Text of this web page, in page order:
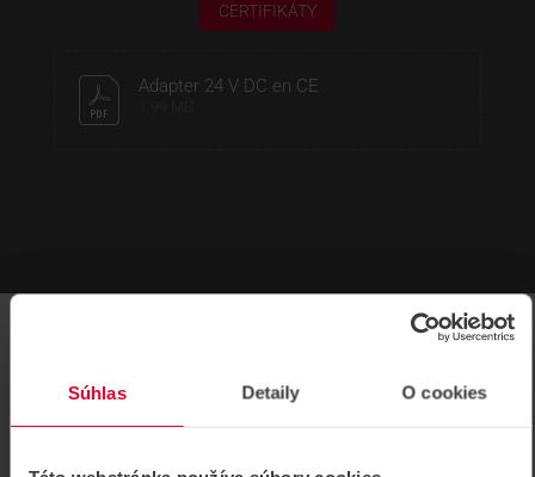
Súhlas Detaily O cookies
CERTIFIKÁTY
Adapter 24 V DC en CE